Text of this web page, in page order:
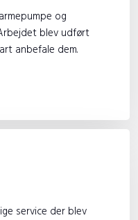
og
blev udført
anbefale dem.
service der blev